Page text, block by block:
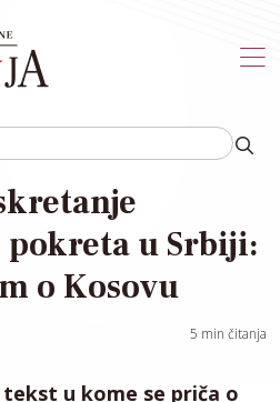
u Srbiji:
o Kosovu
5 min čitanja
u kome se priča o